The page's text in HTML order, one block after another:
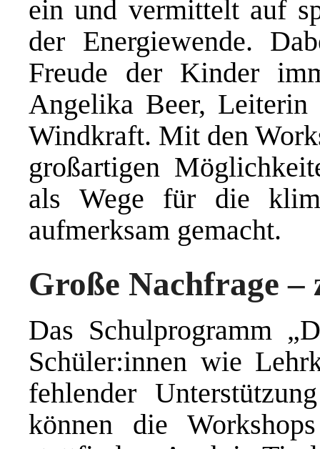
ein und vermittelt auf
der Energiewende.
Freude der Kinder
Angelika Beer, Leiterin
Windkraft. Mit den
großartigen
als Wege für die
aufmerksam gemacht.
Große Nachfrage
Das Schulprogramm
Schüler:innen wie
fehlender
können die